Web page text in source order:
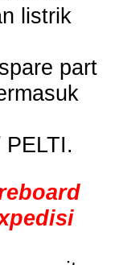
listrik
part